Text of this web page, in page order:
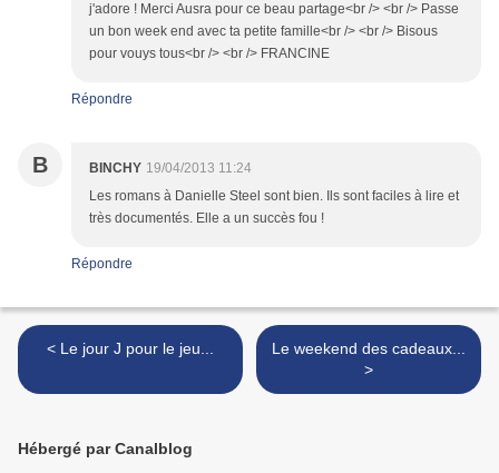
j'adore ! Merci Ausra pour ce beau partage<br /> <br /> Passe
un bon week end avec ta petite famille<br /> <br /> Bisous
pour vouys tous<br /> <br /> FRANCINE
Répondre
B BINCHY 19/04/2013 11:24
Les romans à Danielle Steel sont bien. Ils sont faciles à lire et
très documentés. Elle a un succès fou !
Répondre
< Le jour J pour le jeu...
Le weekend des cadeaux...
>
Hébergé par Canalblog